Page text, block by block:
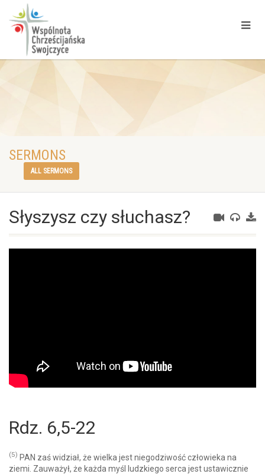
SERMONS
ALL SERMONS
Słyszysz czy słuchasz?
Rdz. 6,5-22
(5) PAN zaś widział, że wielka jest niegodziwość człowieka na
ziemi. Zauważył, że każda myśl ludzkiego serca jest ustawicznie